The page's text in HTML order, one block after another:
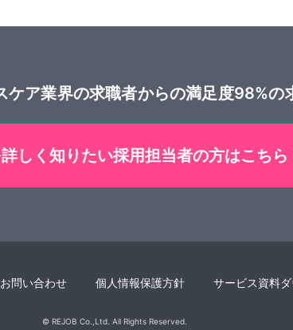
ケア業界の求職者からの満足度98%の
しく知りたい採用担当者の方はこちら
お問い合わせ 個人情報保護方針 サービス資料
© REJOB Co.,Ltd. All Rights Reserved.